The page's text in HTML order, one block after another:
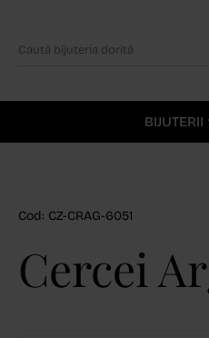
BIJUTERII
Cod: CZ-CRAG-6051
Cercei